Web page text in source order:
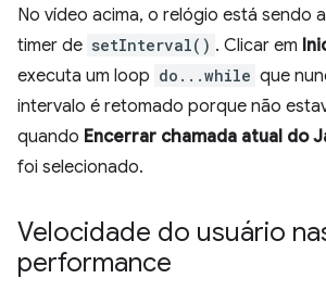
No vídeo acima, o relógio está sendo
timer de setInterval() . Clicar em
executa um loop do...while que
intervalo é retomado porque não
quando Encerrar chamada atual do
foi selecionado.
Velocidade do usuário
performance